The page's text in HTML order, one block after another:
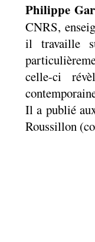
Philippe
CNRS,
il travaille
celle-ci
Il a publié
Roussillon